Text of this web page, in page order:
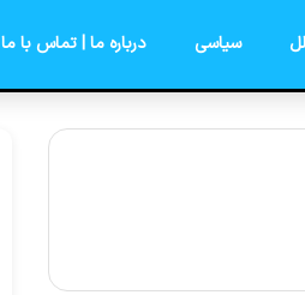
سیاسی درباره ما | تماس با ما